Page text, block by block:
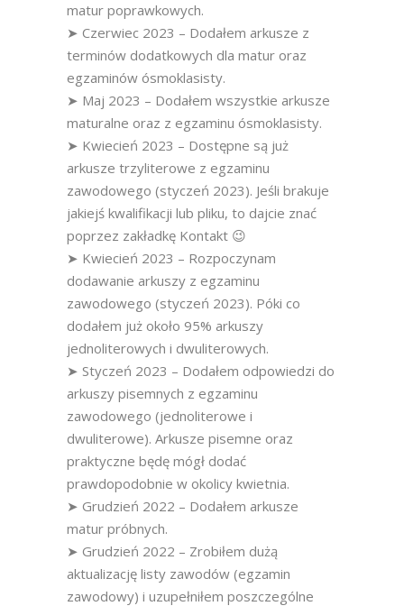
matur poprawkowych.
➤ Czerwiec 2023 – Dodałem arkusze z
terminów dodatkowych dla matur oraz
egzaminów ósmoklasisty.
➤ Maj 2023 – Dodałem wszystkie arkusze
maturalne oraz z egzaminu ósmoklasisty.
➤ Kwiecień 2023 – Dostępne są już
arkusze trzyliterowe z egzaminu
zawodowego (styczeń 2023). Jeśli brakuje
jakiejś kwalifikacji lub pliku, to dajcie znać
poprzez zakładkę Kontakt 😉
➤ Kwiecień 2023 – Rozpoczynam
dodawanie arkuszy z egzaminu
zawodowego (styczeń 2023). Póki co
dodałem już około 95% arkuszy
jednoliterowych i dwuliterowych.
➤ Styczeń 2023 – Dodałem odpowiedzi do
arkuszy pisemnych z egzaminu
zawodowego (jednoliterowe i
dwuliterowe). Arkusze pisemne oraz
praktyczne będę mógł dodać
prawdopodobnie w okolicy kwietnia.
➤ Grudzień 2022 – Dodałem arkusze
matur próbnych.
➤ Grudzień 2022 – Zrobiłem dużą
aktualizację listy zawodów (egzamin
zawodowy) i uzupełniłem poszczególne